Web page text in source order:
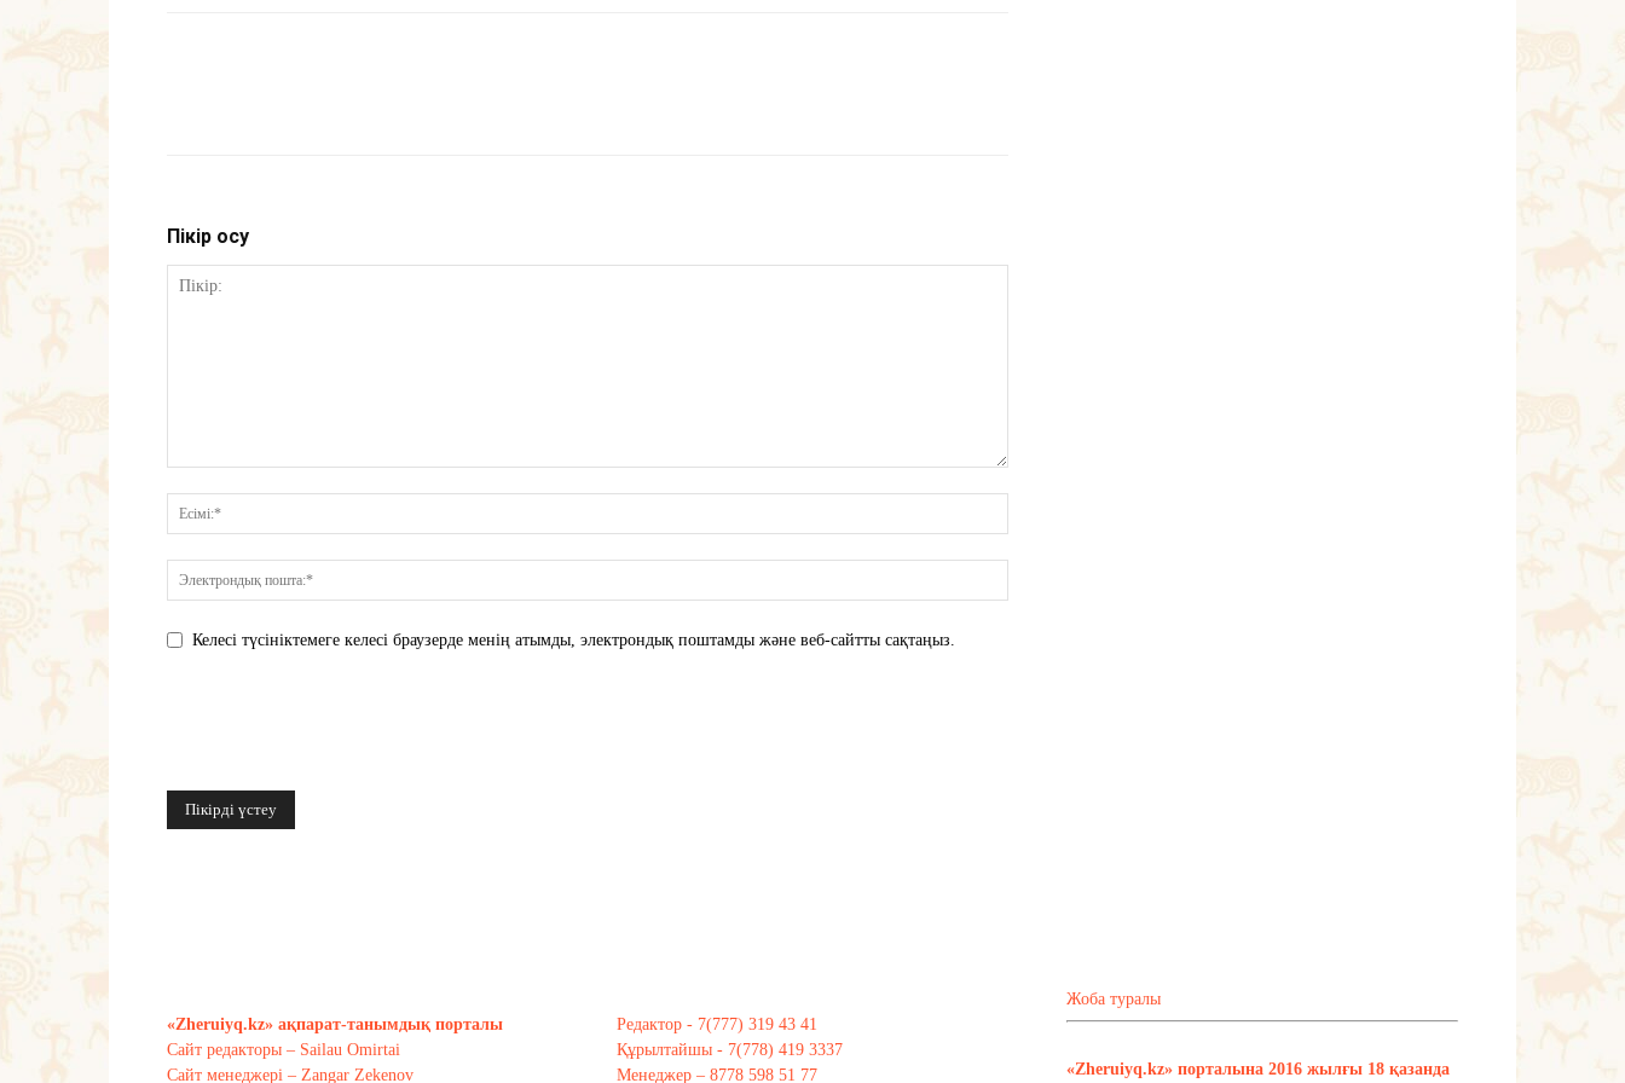
Пікір қосу
Келесі түсініктемеге келесі браузерде менің атымды, электрондық поштамды және веб-сайтты сақтаңыз.
«Zheruiyq.kz» ақпарат-танымдық порталы
Сайт редакторы – Sailau Omirtai
Сайт менеджері – Zangar Zekenov
Редактор - 7(777) 319 43 41
Құрылтайшы - 7(778) 419 3337
Менеджер – 8778 598 51 77
Жоба туралы
«Zheruiyq.kz» порталына 2016 жылғы 18 қазанда